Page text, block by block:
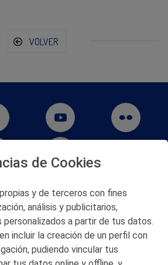
VOLVER
5-Edificio Muñatones,
48550 Muskiz (Bizkaia)
Telf. 946 357 000
© 2026 Petronor S.A.
de Cookies
y de terceros con fines
análisis y publicitarios,
personalizados a partir de tus datos.
incluir la creación de un perfil con
pudiendo vincular tus